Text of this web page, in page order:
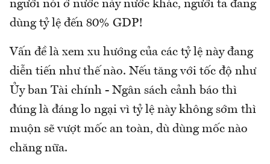
người nói ở nước này nước khác, người ta đang
dùng tỷ lệ đến 80% GDP!
Vấn đề là xem xu hướng của các tỷ lệ này đang
diễn tiến như thế nào. Nếu tăng với tốc độ như
Ủy ban Tài chính - Ngân sách cảnh báo thì
đúng là đáng lo ngại vì tỷ lệ này không sớm thì
muộn sẽ vượt mốc an toàn, dù dùng mốc nào
chăng nữa.